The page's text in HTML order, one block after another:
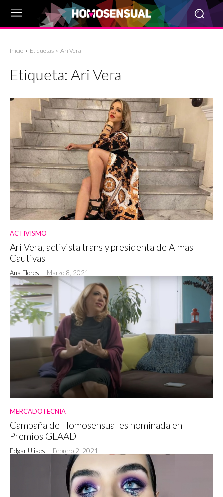
Inicio Etiquetas Ari Vera
Etiqueta: Ari Vera
ACTIVISMO
Ari Vera, activista trans y presidenta de Almas
Cautivas
Ana Flores - Marzo 8, 2021
MERCADOTECNIA
Campaña de Homosensual es nominada en
Premios GLAAD
Edgar Ulises - Febrero 2, 2021